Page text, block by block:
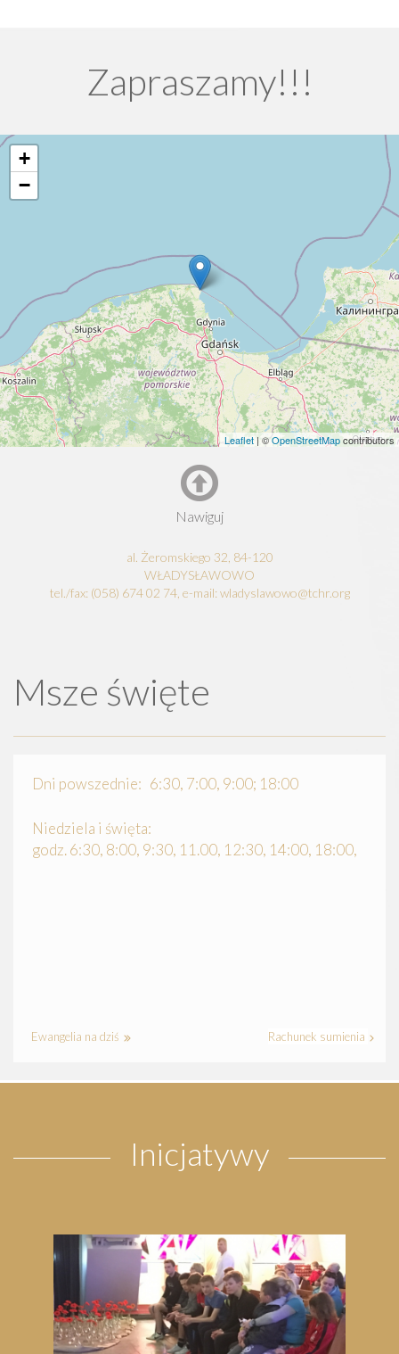
Zapraszamy!!!
+
−
Leaflet | ©OpenStreetMapcontributors
Nawiguj
al. Żeromskiego 32, 84-120
WŁADYSŁAWOWO
tel./fax: (058) 674 02 74, e-mail: wladyslawowo@tchr.org
Msze święte
Dni powszednie: 6:30, 7:00, 9:00; 18:00
Niedziela i święta:
godz. 6:30, 8:00, 9:30, 11.00, 12:30, 14:00, 18:00,
Ewangelia na dziś Rachunek sumienia
Inicjatywy